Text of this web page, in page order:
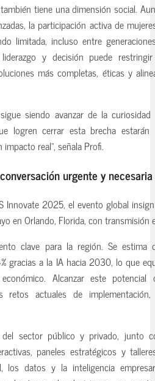
tiene una dimensión social.
la participación activa de
limitada, incluso entre
y decisión puede
más completas, éticas y
siendo avanzar de la
logren cerrar esta brecha estarán
real”, señala Profi.
urgente y necesaria
Innovate 2025, el evento global
en Orlando, Florida, con transmisión
clave para la región. Se estima
gracias a la IA hacia 2030, lo que
Alcanzar este potencial
retos actuales de
sector público y privado, junto
paneles estratégicos y
los datos y la inteligencia